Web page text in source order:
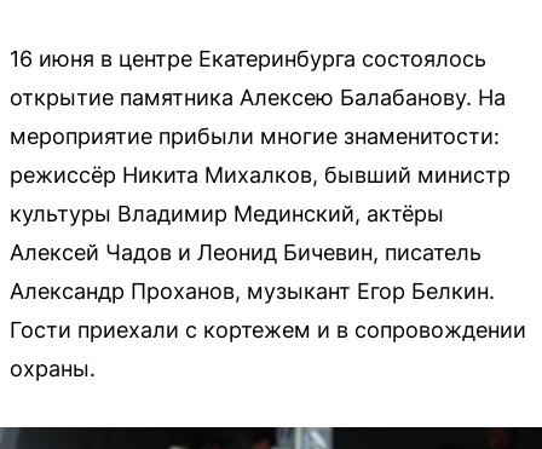
16 июня в центре Екатеринбурга состоялось
открытие памятника Алексею Балабанову. На
мероприятие прибыли многие знаменитости:
режиссёр Никита Михалков, бывший министр
культуры Владимир Мединский, актёры
Алексей Чадов и Леонид Бичевин, писатель
Александр Проханов, музыкант Егор Белкин.
Гости приехали с кортежем и в сопровождении
охраны.